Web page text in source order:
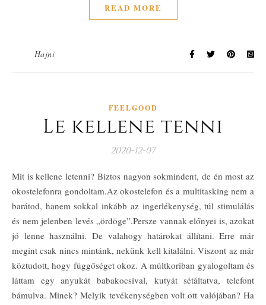
READ MORE
Hajni
FEELGOOD
Le kellene tenni
2020-12-07
Mit is kellene letenni? Biztos nagyon sokmindent, de én most az
okostelefonra gondoltam.Az okostelefon és a multitasking nem a
barátod, hanem sokkal inkább az ingerlékenység, túl stimulálás
és nem jelenben levés „ördöge”.Persze vannak előnyei is, azokat
jó lenne használni. De valahogy határokat állítani. Erre már
megint csak nincs mintánk, nekünk kell kitalálni. Viszont az már
köztudott, hogy függőséget okoz. A múltkoriban gyalogoltam és
láttam egy anyukát babakocsival, kutyát sétáltatva, telefont
bámulva. Minek? Melyik tevékenységben volt ott valójában? Ha